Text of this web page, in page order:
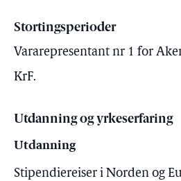
Stortingsperioder
Vararepresentant nr 1 for
KrF.
Utdanning og yrkeserfaring
Utdanning
Stipendiereiser i Norden og